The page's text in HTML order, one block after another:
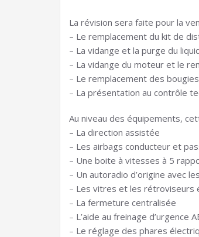
La révision sera faite pour la
– Le remplacement du kit de
– La vidange et la purge du
– La vidange du moteur et le
– Le remplacement des bougies
– La présentation au contrôle
Au niveau des équipements,
– La direction assistée
– Les airbags conducteur et
– Une boite à vitesses à 5
– Un autoradio d’origine avec
– Les vitres et les rétroviseurs
– La fermeture centralisée
– L’aide au freinage d’urgence
– Le réglage des phares